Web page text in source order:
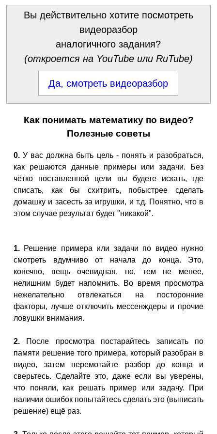
Вы действительно хотите посмотреть
видеоразбор
аналогичного задания?
(откроется на YouTube или RuTube)
Да, смотреть видеоразбор
Как понимать математику по видео?
Полезные советы
0. У вас должна быть цель - понять и разобраться,
как решаются данные примеры или задачи. Без
чётко поставленной цели вы будете искать, где
списать, как бы схитрить, побыстрее сделать
домашку и засесть за игрушки, и т.д. Понятно, что в
этом случае результат будет "никакой".
1. Решение примера или задачи по видео нужно
смотреть вдумчиво от начала до конца. Это,
конечно, вещь очевидная, но, тем не менее,
нелишним будет напомнить. Во время просмотра
нежелательно отвлекаться на посторонние
факторы, лучше отключить мессенждеры и прочие
ловушки внимания.
2. После просмотра постарайтесь записать по
памяти решение того примера, который разобран в
видео, затем перемотайте разбор до конца и
сверьтесь. Сделайте это, даже если вы уверены,
что поняли, как решать пример или задачу. При
наличии ошибок попытайтесь сделать это (выписать
решение) ещё раз.